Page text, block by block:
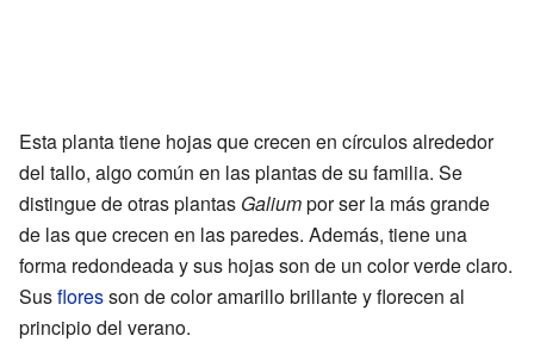
Esta planta tiene hojas que crecen en círculos alrededor
del tallo, algo común en las plantas de su familia. Se
distingue de otras plantas Galiumpor ser la más grande
de las que crecen en las paredes. Además, tiene una
forma redondeada y sus hojas son de un color verde claro.
Susfloresson de color amarillo brillante y florecen al
principio del verano.